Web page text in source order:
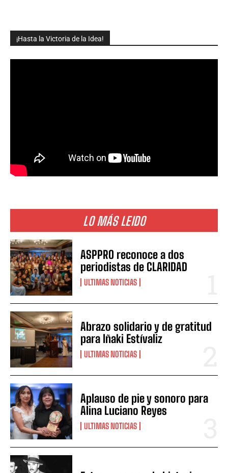
¡Hasta la Victoria de la Idea!
LO MÁS LEIDO
ASPPRO reconoce a dos
periodistas de CLARIDAD
ULTIMAS NOTICIAS
Abrazo solidario y de gratitud
para Iñaki Estívaliz
ULTIMAS NOTICIAS
Aplauso de pie y sonoro para
Alina Luciano Reyes
ULTIMAS NOTICIAS